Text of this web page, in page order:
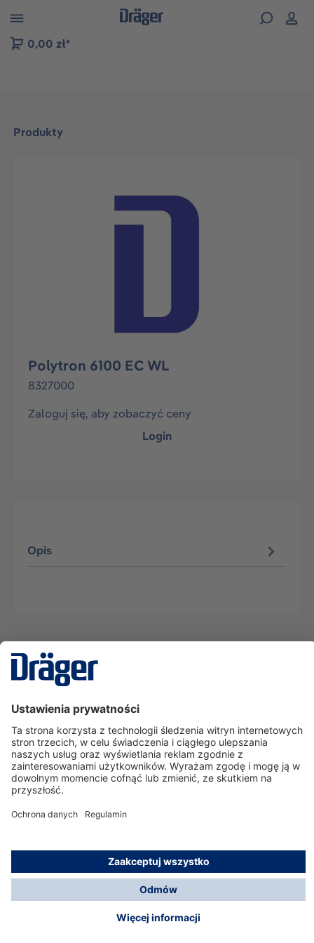
do nawigacji na platformie B2B
0,00 zł*
Produkty
Pomiń galerię zdjęć
Polytron 6100 EC WL
8327000
Zaloguj się, aby zobaczyć ceny
Login
Opis
Serwisowa linia hotline
O nas
Korzystanie ze sklepu
© Dräger Polska Sp. z o.o., 2025
*Wszystkie ceny bez VAT, na warunkach opisanych w